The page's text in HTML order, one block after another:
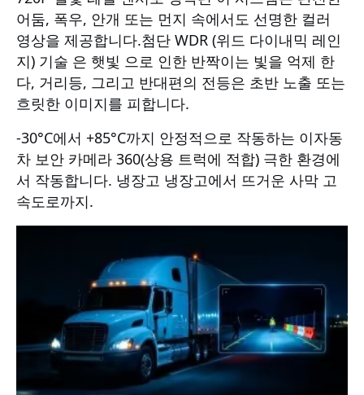
어둠, 폭우, 안개 또는 먼지 속에서도 선명한 컬러
영상을 제공합니다.첨단 WDR (위드 다이내믹 레인
지) 기술 은 햇빛 으로 인한 반짝이는 빛을 억제 한
다, 거리등, 그리고 반대편의 전등은 초반 노출 또는
흐릿한 이미지를 피합니다.
-30°C에서 +85°C까지 안정적으로 작동하는 이자동
차 보안 카메라 360(상용 트럭에 적합) 극한 환경에
서 작동합니다. 냉장고 냉장고에서 뜨거운 사막 고
속도로까지.